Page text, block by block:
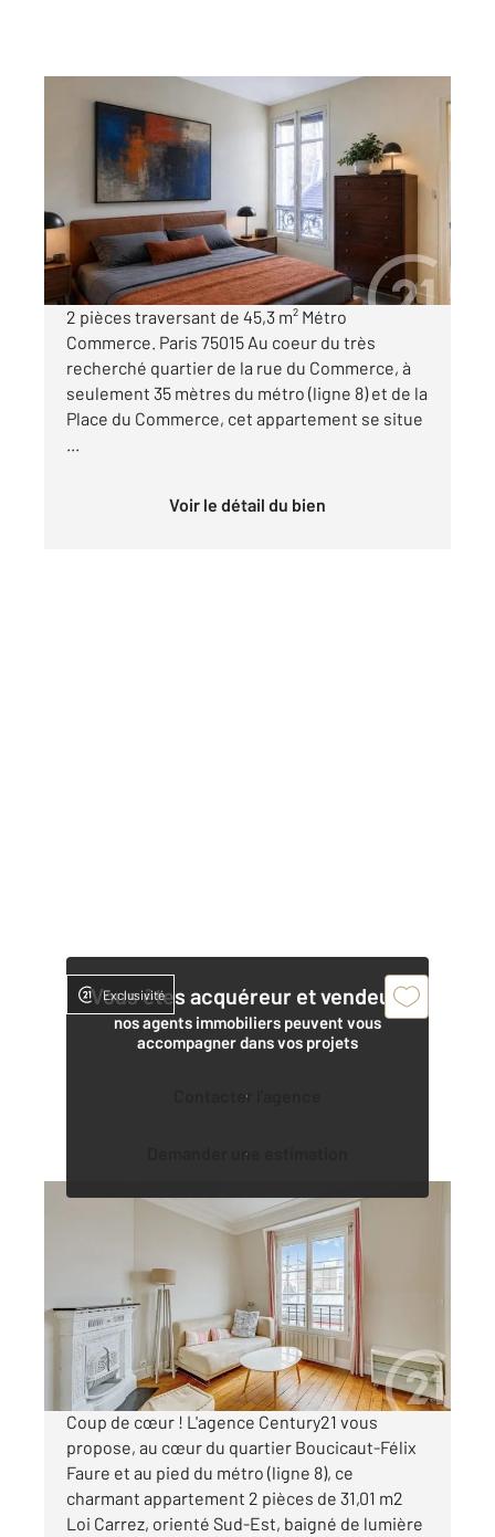
PARIS 75015
45,30 m
, 2 pièces
Ref : 16583
Appartement F2 à vendre
525 000 €
Visiter le site dédié
2 pièces traversant de 45,3 m² Métro
Commerce. Paris 75015 Au coeur du très
recherché quartier de la rue du Commerce, à
seulement 35 mètres du métro (ligne 8) et de la
Place du Commerce, cet appartement se situe
Voir le détail du bien
Vous êtes acquéreur et vendeur,
nos agents immobiliers peuvent vous
accompagner dans vos projets
Contacter l'agence
Demander une estimation
Exclusivité
Appartement T2 à vendre
390 000 €
Visiter le site dédié
Coup de cœur ! L'agence Century21 vous
propose, au cœur du quartier Boucicaut-Félix
Faure et au pied du métro (ligne 8), ce
charmant appartement 2 pièces de 31,01 m2
Loi Carrez, orienté Sud-Est, baigné de lumière